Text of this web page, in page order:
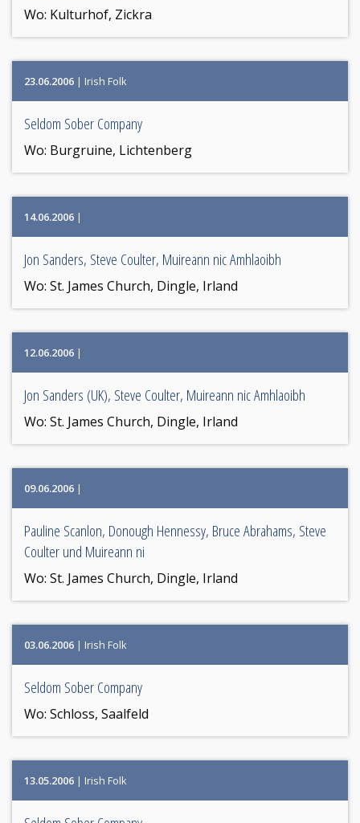
Wo: Kulturhof, Zickra
23.06.2006 | Irish Folk
Seldom Sober Company
Wo: Burgruine, Lichtenberg
14.06.2006 |
Jon Sanders, Steve Coulter, Muireann nic Amhlaoibh
Wo: St. James Church, Dingle, Irland
12.06.2006 |
Jon Sanders (UK), Steve Coulter, Muireann nic Amhlaoibh
Wo: St. James Church, Dingle, Irland
09.06.2006 |
Pauline Scanlon, Donough Hennessy, Bruce Abrahams, Steve
Coulter und Muireann ni
Wo: St. James Church, Dingle, Irland
03.06.2006 | Irish Folk
Seldom Sober Company
Wo: Schloss, Saalfeld
13.05.2006 | Irish Folk